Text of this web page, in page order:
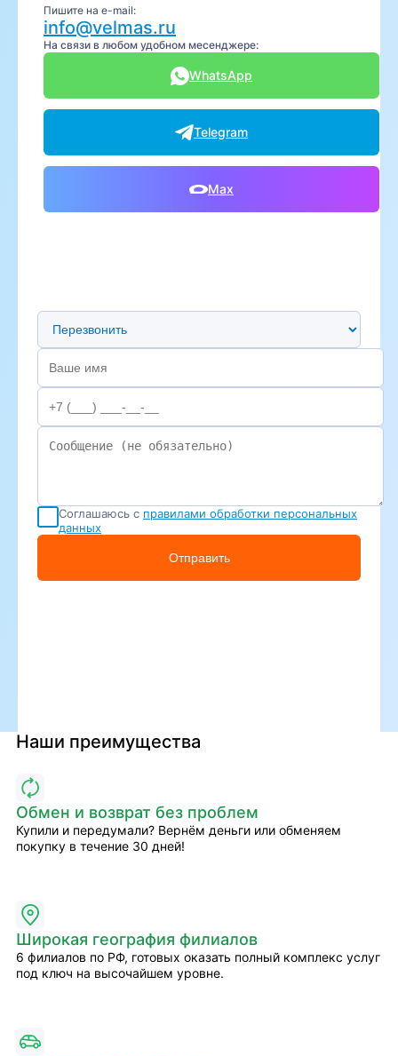
Пишите на e-mail:
info@velmas.ru
На связи в любом удобном месенджере:
WhatsApp
Telegram
Max
Предпочтительный способ связи
Соглашаюсь с правилами обработки персональных
данных
Отправить
Наши преимущества
Обмен и возврат без проблем
Купили и передумали? Вернём деньги или обменяем
покупку в течение 30 дней!
Широкая география филиалов
6 филиалов по РФ, готовых оказать полный комплекс услуг
под ключ на высочайшем уровне.